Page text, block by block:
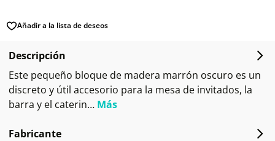
Añadir a la lista de deseos
Descripción
Este pequeño bloque de madera marrón oscuro es un
discreto y útil accesorio para la mesa de invitados, la
barra y el caterin… Más
Fabricante